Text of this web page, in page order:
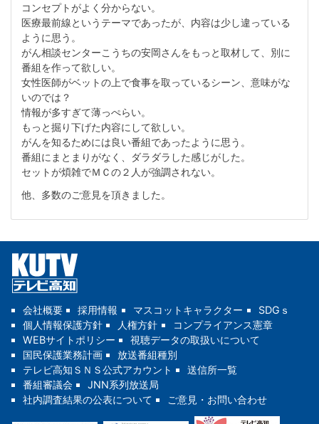
コンセプトがよく分からない。
医療最前線というテーマであったが、内容は少し違っている
ように思う。
がん相談センターこうちの安岡さんをもっと取材して、別に
番組を作って欲しい。
女性医師がベットの上で食事を取っているシーン、意味がな
いのでは？
情報が多すぎて薄っぺらい。
もっと掘り下げた内容にして欲しい。
がんを知るためには良い番組であったように思う。
番組にまとまりがなく、ダラダラした感じがした。
セットが煩雑でＭＣの２人が強調されない。
他、多数のご意見を頂きました。
会社概要 採用情報 マスコットキャラクター
SDGｓ
個人情報保護方針
人権方針
コンプライアンス憲章
WEBサイトポリシー
視聴データの取扱いについて
国民保護業務計画
放送番組種別
テレビ高知ＳＮＳ公式アカウント
送信所一覧
番組審議会
JNN系列放送局
社内調査結果の公表について
ご意見・お問い合わせ